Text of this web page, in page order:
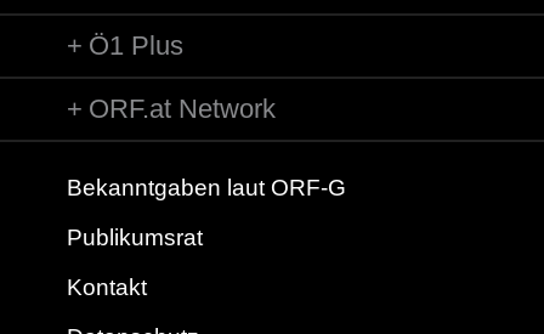
Ö1 Plus
ORF.at Network
Bekanntgaben laut ORF-G
Publikumsrat
Kontakt